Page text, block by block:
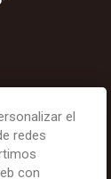
el
redes
con